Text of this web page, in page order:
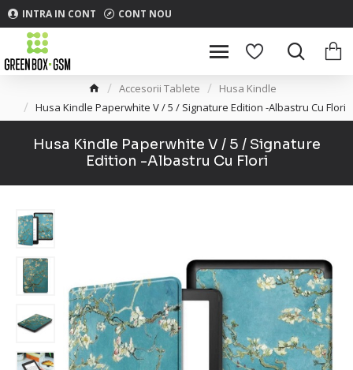
INTRA IN CONT CONT NOU
Accesorii Tablete
Husa Kindle
Husa Kindle Paperwhite V / 5 / Signature Edition -Albastru Cu Flori
Husa Kindle Paperwhite V / 5 / Signature
Edition -Albastru Cu Flori